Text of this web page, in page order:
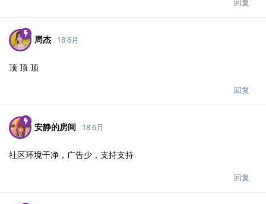
回复
周杰 18 6月
顶 顶 顶
回复
安静的房间 18 6月
社区环境干净，广告少，支持支持
回复